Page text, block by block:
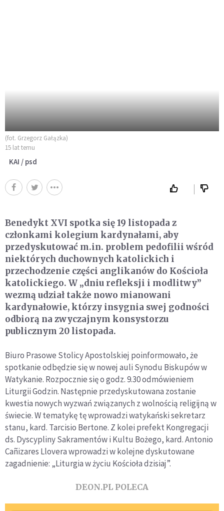
(fot. Grzegorz Gałązka)
15 lat temu
KAI / psd
Benedykt XVI spotka się 19 listopada z
członkami kolegium kardynałami, aby
przedyskutować m.in. problem pedofilii wśród
niektórych duchownych katolickich i
przechodzenie części anglikanów do Kościoła
katolickiego. W „dniu refleksji i modlitwy”
wezmą udział także nowo mianowani
kardynałowie, którzy insygnia swej godności
odbiorą na zwyczajnym konsystorzu
publicznym 20 listopada.
Biuro Prasowe Stolicy Apostolskiej poinformowało, że
spotkanie odbędzie się w nowej auli Synodu Biskupów w
Watykanie. Rozpocznie się o godz. 9.30 odmówieniem
Liturgii Godzin. Następnie przedyskutowana zostanie
kwestia nowych wyzwań związanych z wolnością religijną w
świecie. W tematykę tę wprowadzi watykański sekretarz
stanu, kard. Tarcisio Bertone. Z kolei prefekt Kongregacji
ds. Dyscypliny Sakramentów i Kultu Bożego, kard. Antonio
Cañizares Llovera wprowadzi w kolejne dyskutowane
zagadnienie: „Liturgia w życiu Kościoła dzisiaj”.
DEON.PL POLECA